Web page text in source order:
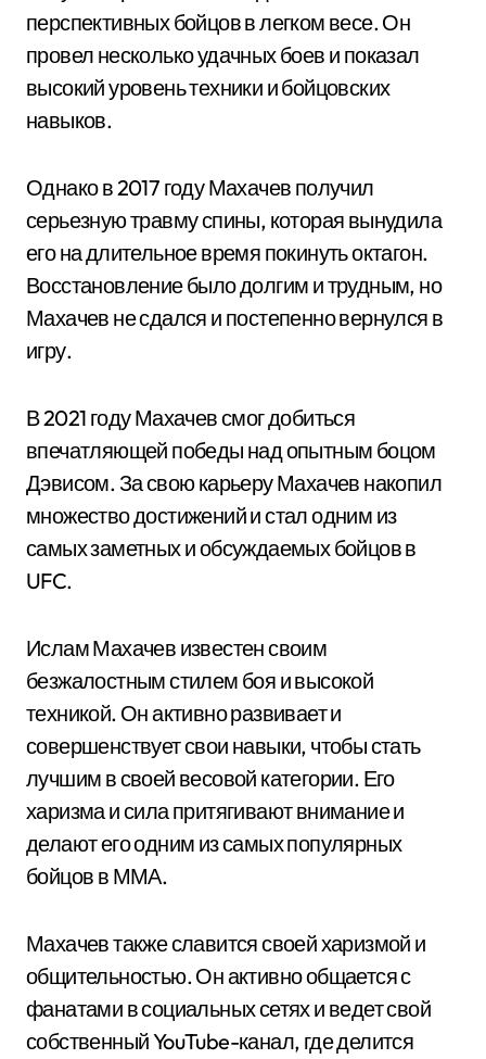
перспективных бойцов в легком весе. Он
провел несколько удачных боев и показал
высокий уровень техники и бойцовских
навыков.
Однако в 2017 году Махачев получил
серьезную травму спины, которая вынудила
его на длительное время покинуть октагон.
Восстановление было долгим и трудным, но
Махачев не сдался и постепенно вернулся в
игру.
В 2021 году Махачев смог добиться
впечатляющей победы над опытным боцом
Дэвисом. За свою карьеру Махачев накопил
множество достижений и стал одним из
самых заметных и обсуждаемых бойцов в
UFC.
Ислам Махачев известен своим
безжалостным стилем боя и высокой
техникой. Он активно развивает и
совершенствует свои навыки, чтобы стать
лучшим в своей весовой категории. Его
харизма и сила притягивают внимание и
делают его одним из самых популярных
бойцов в ММА.
Махачев также славится своей харизмой и
общительностью. Он активно общается с
фанатами в социальных сетях и ведет свой
собственный YouTube-канал, где делится